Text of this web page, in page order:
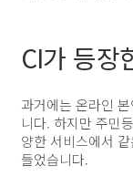
CI가 등장
과거에는 온라인
니다. 하지만 주민
양한 서비스에서
들었습니다.